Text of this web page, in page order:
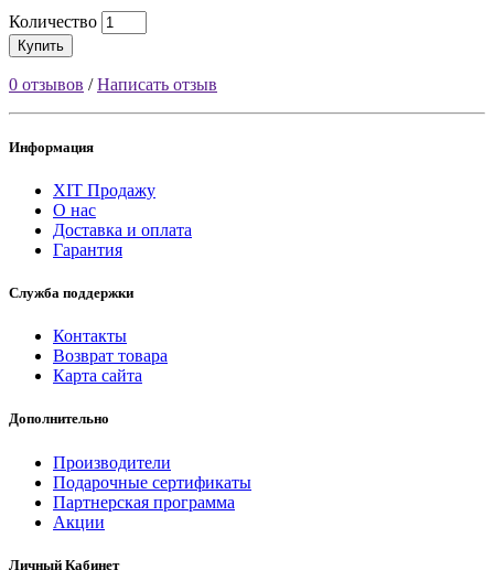
Количество
Купить
0 отзывов /Написать отзыв
Информация
ХІТ Продажу
О нас
Доставка и оплата
Гарантия
Служба поддержки
Контакты
Возврат товара
Карта сайта
Дополнительно
Производители
Подарочные сертификаты
Партнерская программа
Акции
Личный Кабинет